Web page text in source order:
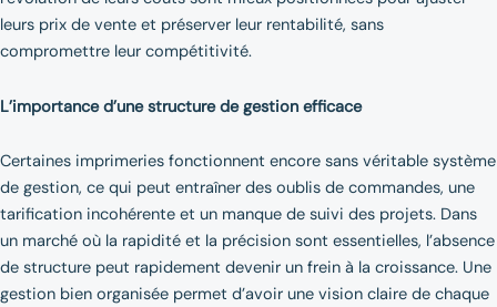
leurs prix de vente et préserver leur rentabilité, sans
compromettre leur compétitivité.
L’importance d’une structure de gestion efficace
Certaines imprimeries fonctionnent encore sans véritable système
de gestion, ce qui peut entraîner des oublis de commandes, une
tarification incohérente et un manque de suivi des projets. Dans
un marché où la rapidité et la précision sont essentielles, l’absence
de structure peut rapidement devenir un frein à la croissance. Une
gestion bien organisée permet d’avoir une vision claire de chaque